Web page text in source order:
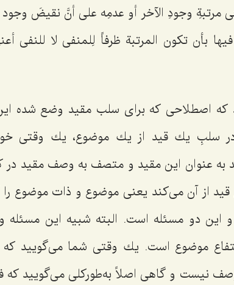
مرتبةِ وجودِ الآخر أو عدمِه على أنَّ نقیضَ
بأن تکون المرتبة ظرفاً لِلمنفى لا للنفى
اصطلاحى كه براى سلب مقید وضع شده
سلبِ یك قید از یك موضوع، یك وقتى
به عنوان این مقید و متصف به وصف مقید در
از آن می‌کند یعنى موضوع و ذات موضوع را
این دو مسئله است. البته شبیه این
موضوع است. یك وقتى شما می‌گویید كه
نیست و گاهى اصلاً به‌طوركلى می‌گویید كه